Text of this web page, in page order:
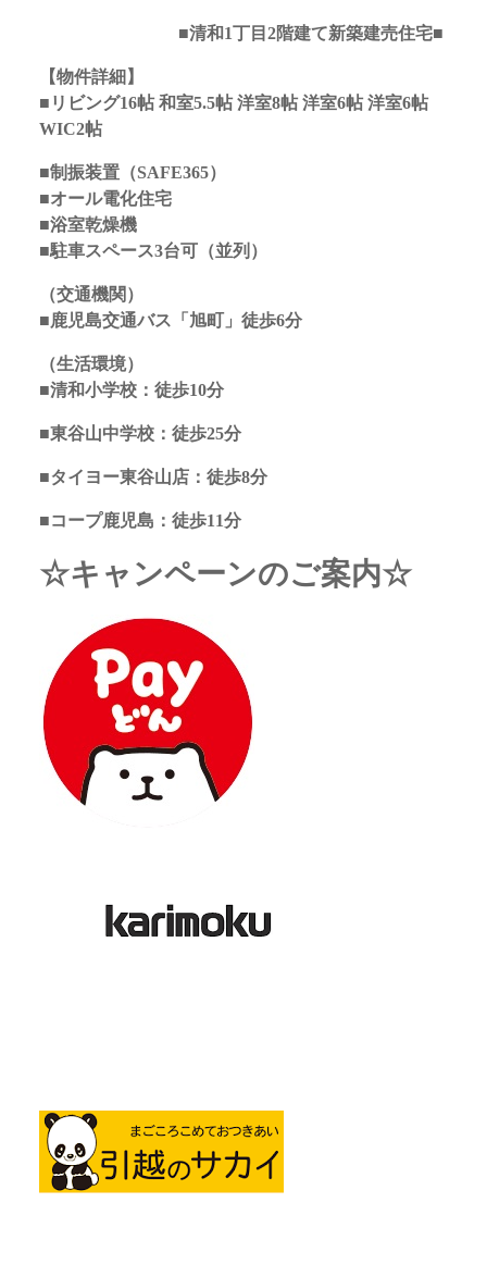
■清和1丁目2階建て新築建売住宅■
【物件詳細】
■リビング16帖 和室5.5帖 洋室8帖 洋室6帖 洋室6帖
WIC2帖
■制振装置（SAFE365）
■オール電化住宅
■浴室乾燥機
■駐車スペース3台可（並列）
（交通機関）
■鹿児島交通バス「旭町」徒歩6分
（生活環境）
■清和小学校：徒歩10分
■東谷山中学校：徒歩25分
■タイヨー東谷山店：徒歩8分
■コープ鹿児島：徒歩11分
☆キャンペーンのご案内☆